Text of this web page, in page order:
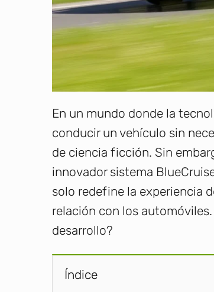
En un mundo donde la
conducir un vehículo sin
de ciencia ficción. Sin
innovador sistema
solo redefine la experiencia
relación con los
desarrollo?
Índice